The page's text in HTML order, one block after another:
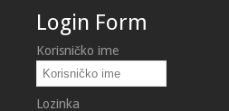
Login Form
Korisničko ime
Lozinka